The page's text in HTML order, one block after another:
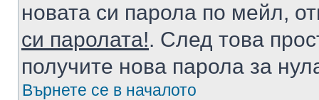
новата си парола по мейл,
си паролата!. След това
получите нова парола за
Върнете се в началото